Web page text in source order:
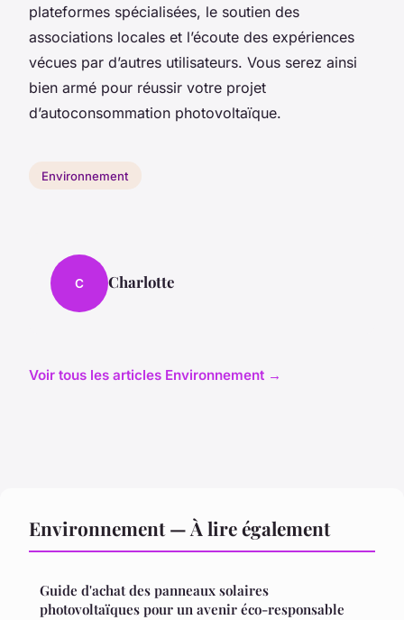
plateformes spécialisées, le soutien des
associations locales et l’écoute des expériences
vécues par d’autres utilisateurs. Vous serez ainsi
bien armé pour réussir votre projet
d’autoconsommation photovoltaïque.
Environnement
C Charlotte
Voir tous les articles Environnement →
Environnement — À lire également
Guide d'achat des panneaux solaires
photovoltaïques pour un avenir éco-responsable